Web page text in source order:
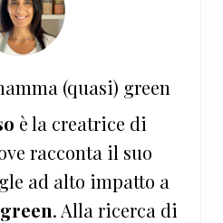
(quasi) green
è la creatrice di
racconta il suo
ad alto impatto a
. Alla ricerca di